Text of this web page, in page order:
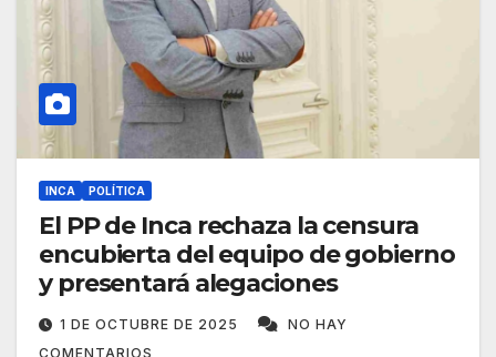
INCA POLÍTICA
El PP de Inca rechaza la censura
encubierta del equipo de gobierno
y presentará alegaciones
1 DE OCTUBRE DE 2025
NO HAY
COMENTARIOS